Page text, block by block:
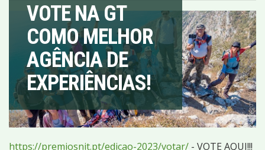
VOTE NA GT
COMO MELHOR
AGÊNCIA DE
EXPERIÊNCIAS!
https://premiosnit.pt/edicao-2023/votar/ - VOTE AQUI!!!